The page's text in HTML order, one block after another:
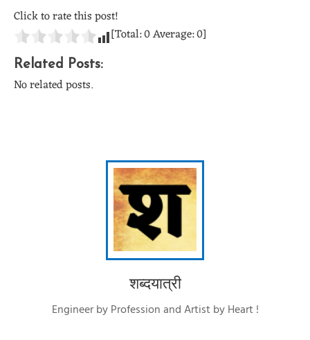
Click to rate this post!
[Total:0Average:0]
Related Posts:
No related posts.
शब्दयात्री
Engineer by Profession and Artist by Heart !